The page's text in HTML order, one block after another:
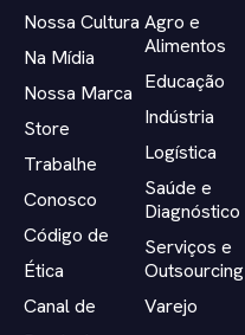
Nossa Cultura
Na Mídia
Nossa Marca
Store
Trabalhe
Conosco
Código de
Ética
Canal de
Agro e
Alimentos
Educação
Indústria
Logística
Saúde e
Diagnóstico
Serviços e
Outsourcing
Varejo